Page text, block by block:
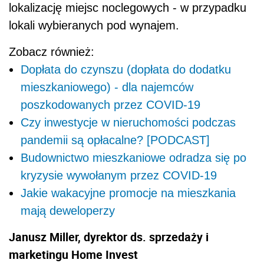
lokalizację miejsc noclegowych - w przypadku
lokali wybieranych pod wynajem.
Zobacz również:
Dopłata do czynszu (dopłata do dodatku
mieszkaniowego) - dla najemców
poszkodowanych przez COVID-19
Czy inwestycje w nieruchomości podczas
pandemii są opłacalne? [PODCAST]
Budownictwo mieszkaniowe odradza się po
kryzysie wywołanym przez COVID-19
Jakie wakacyjne promocje na mieszkania
mają deweloperzy
Janusz Miller, dyrektor ds. sprzedaży i
marketingu Home Invest